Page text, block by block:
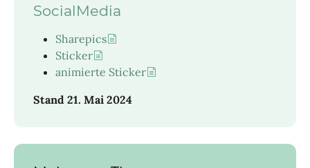
SocialMedia
Sharepics
Sticker
animierte Sticker
Stand 21. Mai 2024